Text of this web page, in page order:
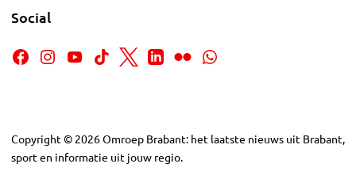
Social
Copyright © 2026Omroep Brabant: het laatste nieuws uit Brabant,
sport en informatie uit jouw regio.